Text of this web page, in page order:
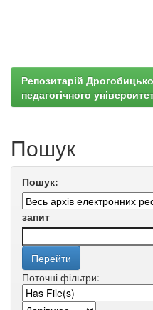
Репозитарій
педагогічного
Пошук
Пошук:
запит
Поточні фільтри: